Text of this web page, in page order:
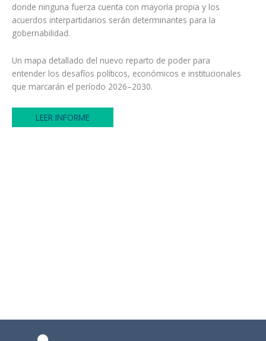
donde ninguna fuerza cuenta con mayoría propia y los
acuerdos interpartidarios serán determinantes para la
gobernabilidad.
Un mapa detallado del nuevo reparto de poder para
entender los desafíos políticos, económicos e institucionales
que marcarán el período 2026–2030.
LEER INFORME